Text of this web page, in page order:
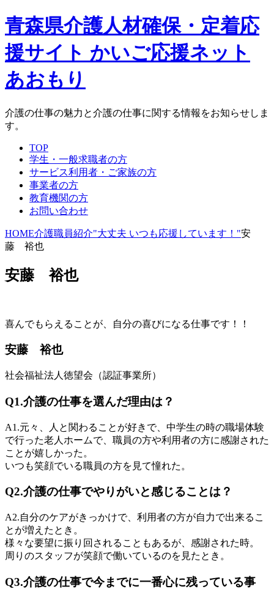
青森県介護人材確保・定着応
援サイト かいご応援ネット
あおもり
介護の仕事の魅力と介護の仕事に関する情報をお知らせしま
す。
TOP
学生・一般求職者の方
サービス利用者・ご家族の方
事業者の方
教育機関の方
お問い合わせ
HOME介護職員紹介"大丈夫 いつも応援しています！"安
藤 裕也
安藤 裕也
喜んでもらえることが、自分の喜びになる仕事です！！
安藤 裕也
社会福祉法人徳望会（認証事業所）
Q1.介護の仕事を選んだ理由は？
A1.元々、人と関わることが好きで、中学生の時の職場体験
で行った老人ホームで、職員の方や利用者の方に感謝された
ことが嬉しかった。
いつも笑顔でいる職員の方を見て憧れた。
Q2.介護の仕事でやりがいと感じることは？
A2.自分のケアがきっかけで、利用者の方が自力で出来るこ
とが増えたとき。
様々な要望に振り回されることもあるが、感謝された時。
周りのスタッフが笑顔で働いているのを見たとき。
Q3.介護の仕事で今までに一番心に残っている事